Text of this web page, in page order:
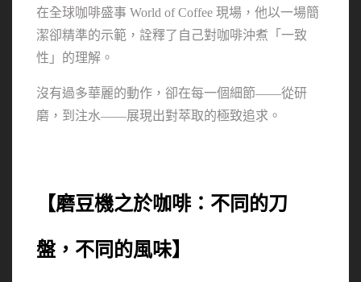
在全球咖啡盛事 World of Coffee 現場，他以一場簡
潔卻精準的示範，詮釋了自己對咖啡沖煮「一致
性」的理解。
沒有過多華麗的動作，卻在每一個細節——從研
磨，到注水——展現出對萃取的極致追求。
【磨豆機之於咖啡：不同的刀
盤，不同的風味】